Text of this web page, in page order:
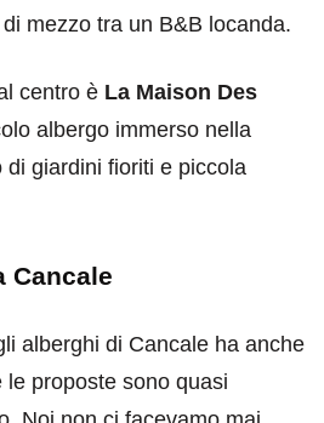
mezzo tra un B&B locanda.
centro è La Maison Des
albergo immerso nella
giardini fioriti e piccola
Cancale
alberghi di Cancale ha anche
proposte sono quasi